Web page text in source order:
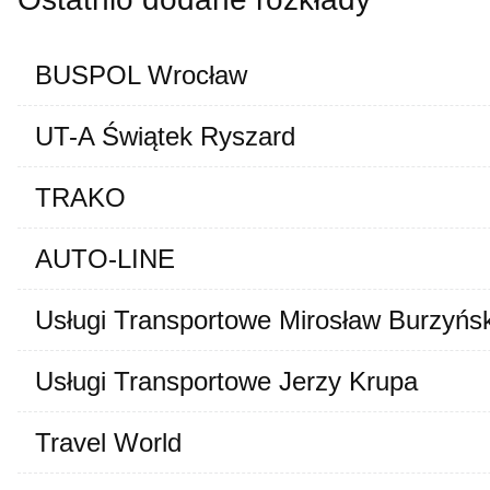
BUSPOL Wrocław
UT-A Świątek Ryszard
TRAKO
AUTO-LINE
Usługi Transportowe Mirosław
Usługi Transportowe Jerzy Krupa
Travel World